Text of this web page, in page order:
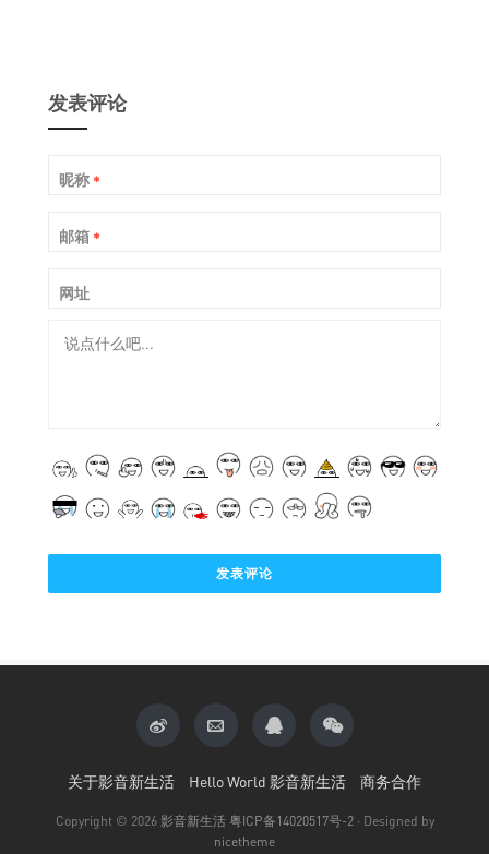
发表评论
昵称 *
邮箱 *
网址
关于影音新生活 Hello World 影音新生活 商务合作
Copyright © 2026 影音新生活 粤ICP备14020517号-2 · Designed by
nicetheme